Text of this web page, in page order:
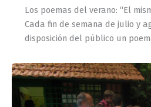
Los poemas del verano: “El
Cada fin de semana de julio y
disposición del público un